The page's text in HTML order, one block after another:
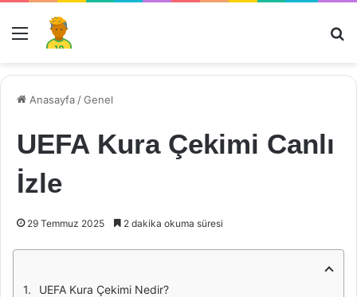
Menü
Anasayfa /Genel
UEFA Kura Çekimi Canlı
İzle
29 Temmuz 2025 2 dakika okuma süresi
UEFA Kura Çekimi Nedir?